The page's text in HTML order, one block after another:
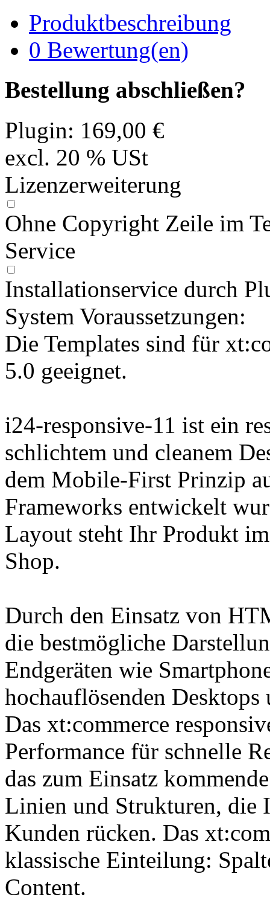
Produktbeschreibung
0 Bewertung(en)
Bestellung abschließen?
Plugin: 169,00 €
excl. 20 % USt
Lizenzerweiterung
Ohne Copyright Zeile im
Service
Installationservice durch
System Voraussetzungen:
Die Templates sind für
5.0 geeignet.
i24-responsive-11 ist ein
schlichtem und cleanem
dem Mobile-First Prinzip
Frameworks entwickelt
Layout steht Ihr Produkt
Shop.
Durch den Einsatz von
die bestmögliche
Endgeräten wie
hochauflösenden
Das xt:commerce
Performance für schnelle
das zum Einsatz
Linien und Strukturen, die
Kunden rücken. Das
klassische Einteilung:
Content.